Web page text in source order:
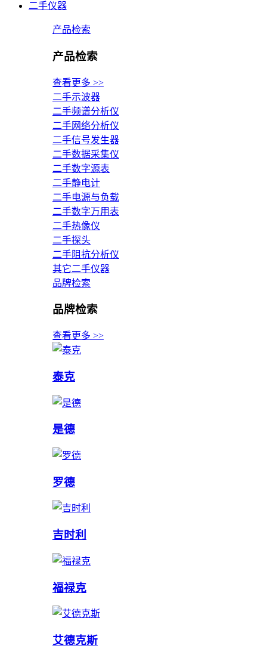
二手仪器
产品检索
产品检索
查看更多 >>
二手示波器
二手频谱分析仪
二手网络分析仪
二手信号发生器
二手数据采集仪
二手数字源表
二手静电计
二手电源与负载
二手数字万用表
二手热像仪
二手探头
二手阻抗分析仪
其它二手仪器
品牌检索
品牌检索
查看更多 >>
泰克
是德
罗德
吉时利
福禄克
艾德克斯